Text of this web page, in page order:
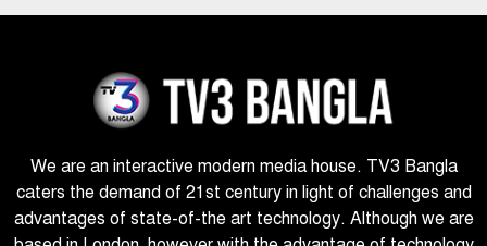
We are an interactive modern media house. TV3 Bangla
caters the demand of 21st century in light of challenges and
advantages of state-of-the art technology. Although we are